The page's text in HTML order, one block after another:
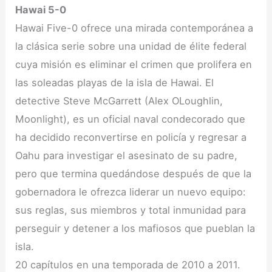
Hawai 5-0
Hawai Five-0 ofrece una mirada contemporánea a
la clásica serie sobre una unidad de élite federal
cuya misión es eliminar el crimen que prolifera en
las soleadas playas de la isla de Hawai. El
detective Steve McGarrett (Alex OLoughlin,
Moonlight), es un oficial naval condecorado que
ha decidido reconvertirse en policía y regresar a
Oahu para investigar el asesinato de su padre,
pero que termina quedándose después de que la
gobernadora le ofrezca liderar un nuevo equipo:
sus reglas, sus miembros y total inmunidad para
perseguir y detener a los mafiosos que pueblan la
isla.
20 capítulos en una temporada de 2010 a 2011.